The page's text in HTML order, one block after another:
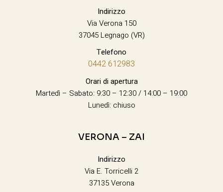
Indirizzo
Via Verona 150
37045 Legnago (VR)
Telefono
0442 612983
Orari di apertura
Martedì – Sabato: 9:30 – 12:30 / 14:00 – 19:00
Lunedì: chiuso
VERONA – ZAI
Indirizzo
Via E. Torricelli 2
37135 Verona